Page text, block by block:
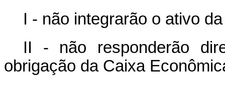
I - não integrarão o ativo
II - não responderão
obrigação da Caixa